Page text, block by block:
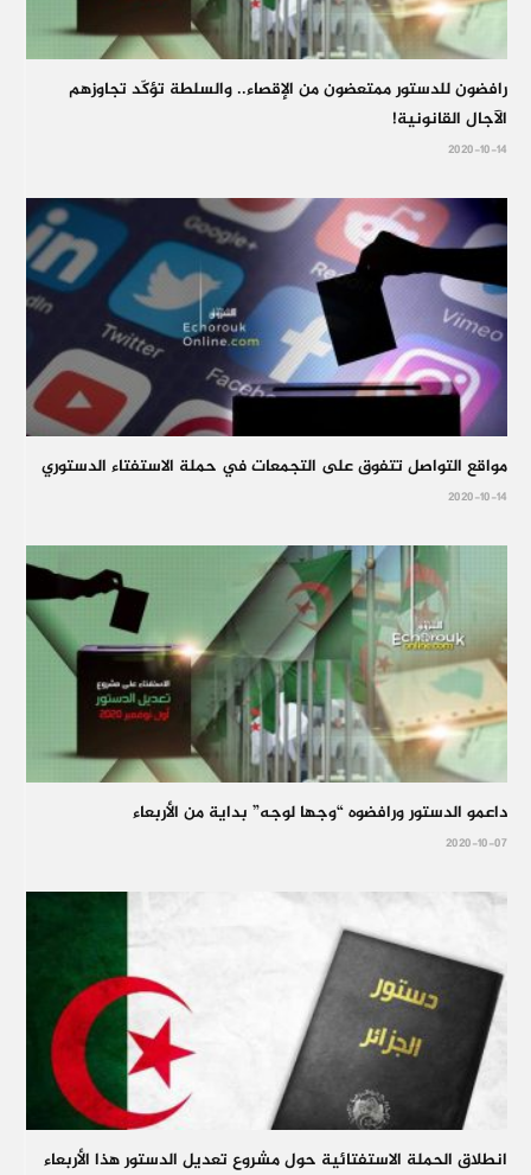
رافضون للدستور ممتعضون من الإقصاء.. والسلطة تؤكّد تجاوزهم
الآجال القانونية!
2020-10-14
مواقع التواصل تتفوق على التجمعات في حملة الاستفتاء الدستوري
2020-10-14
داعمو الدستور ورافضوه “وجها لوجه” بداية من الأربعاء
2020-10-07
انطلاق الحملة الاستفتائية حول مشروع تعديل الدستور هذا الأربعاء